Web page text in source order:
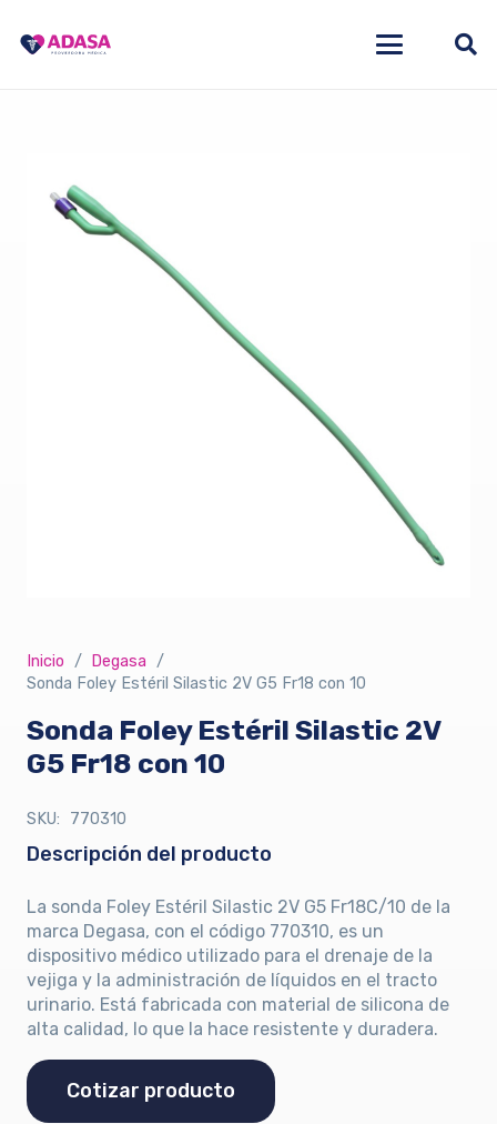
Inicio / Degasa /
Sonda Foley Estéril Silastic 2V G5 Fr18 con 10
Sonda Foley Estéril Silastic 2V
G5 Fr18 con 10
SKU: 770310
Descripción del producto
La sonda Foley Estéril Silastic 2V G5 Fr18C/10 de la
marca Degasa, con el código 770310, es un
dispositivo médico utilizado para el drenaje de la
vejiga y la administración de líquidos en el tracto
urinario. Está fabricada con material de silicona de
alta calidad, lo que la hace resistente y duradera.
Cotizar producto